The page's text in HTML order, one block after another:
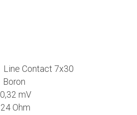
Contact 7x30
mV
Ohm